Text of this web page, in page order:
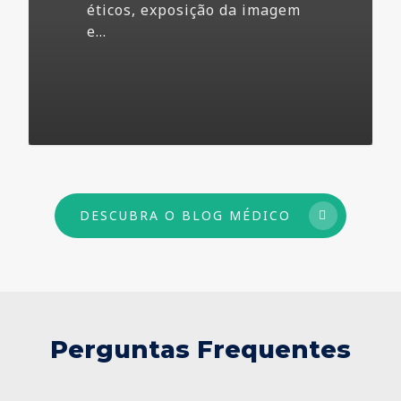
éticos, exposição da imagem
e…
DESCUBRA O BLOG MÉDICO
Perguntas Frequentes